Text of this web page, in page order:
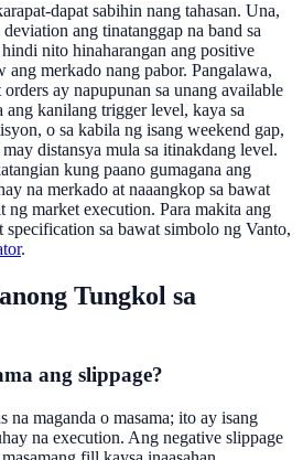
dapat sabihin nang tahasan. Una,
ang tinatanggap na band sa
nito hinaharangan ang positive
ang merkado nang pabor. Pangalawa,
ay napupunan sa unang available
ang kanilang trigger level, kaya sa
o sa kabila ng isang weekend gap,
distansya mula sa itinakdang level.
kung paano gumagana ang
na merkado at naaangkop sa bawat
market execution. Para makita ang
specification sa bawat simbolo ng Vanto,
.
Tungkol sa
ang slippage?
maganda o masama; ito ay isang
na execution. Ang negative slippage